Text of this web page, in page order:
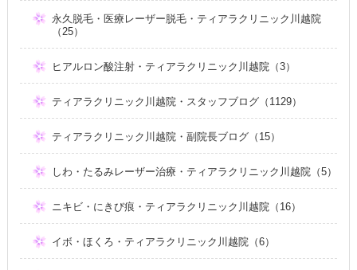
永久脱毛・医療レーザー脱毛・ティアラクリニック川越院
（25）
ヒアルロン酸注射・ティアラクリニック川越院（3）
ティアラクリニック川越院・スタッフブログ（1129）
ティアラクリニック川越院・副院長ブログ（15）
しわ・たるみレーザー治療・ティアラクリニック川越院（5）
ニキビ・にきび痕・ティアラクリニック川越院（16）
イボ・ほくろ・ティアラクリニック川越院（6）